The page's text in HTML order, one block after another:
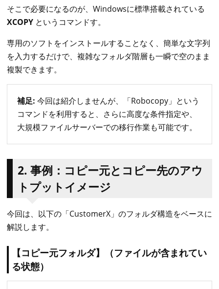
そこで必要になるのが、Windowsに標準搭載されている
XCOPY というコマンドす。
専用のソフトをインストールすることなく、簡単な文字列
を入力するだけで、複雑なフォルダ階層も一瞬で空のまま
複製できます。
補足: 今回は紹介しませんが、「Robocopy」という
コマンドを利用すると、さらに高度な条件指定や、
大規模ファイルサーバーでの移行作業も可能です。
2. 事例：コピー元とコピー先のアウ
トプットイメージ
今回は、以下の「CustomerX」のフォルダ構造をベースに
解説します。
【コピー元フォルダ】（ファイルが含まれてい
る状態）